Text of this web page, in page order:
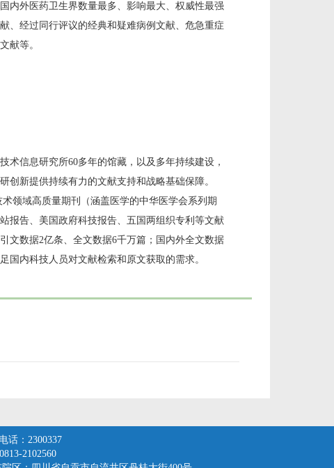
内外医药卫生界数量最多、影响最大、权威性最强
、经过同行评议的经典和疑难病例文献、危急重症
献等。
术信息研究所60多年的馆藏，以及多年持续建设，
创新提供持续有力的文献支持和战略基础保障。
域高质量期刊（涵盖医学的中华医学会系列期
报告、美国政府科技报告、五国两组织专利等文献
文数据2亿条、全文数据6千万篇；国内外全文数据
国内科技人员对文献检索和原文获取的需求。
话：2300337
2102560